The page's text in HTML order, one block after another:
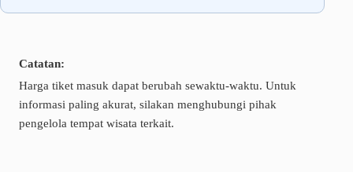
Catatan:
Harga tiket masuk dapat berubah sewaktu-waktu. Untuk
informasi paling akurat, silakan menghubungi pihak
pengelola tempat wisata terkait.